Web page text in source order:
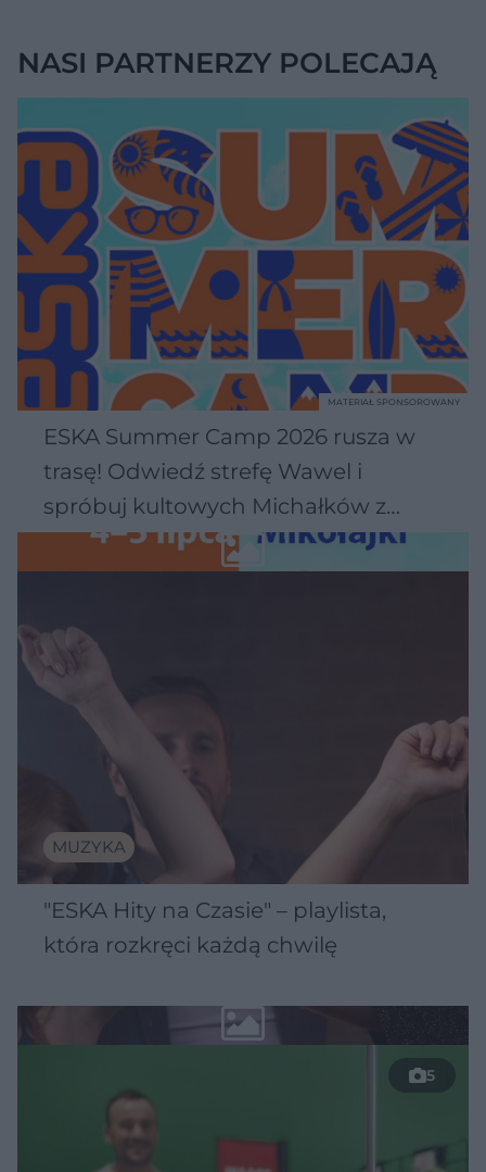
NASI PARTNERZY POLECAJĄ
ESKA Summer Camp 2026 rusza w
trasę! Odwiedź strefę Wawel i
spróbuj kultowych Michałków z
Wawelu
MATERIAŁ SPONSOROWANY
MUZYKA
"ESKA Hity na Czasie" – playlista,
która rozkręci każdą chwilę
5